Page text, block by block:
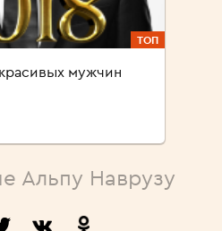
ТОП
мужчин
Альпу Наврузу